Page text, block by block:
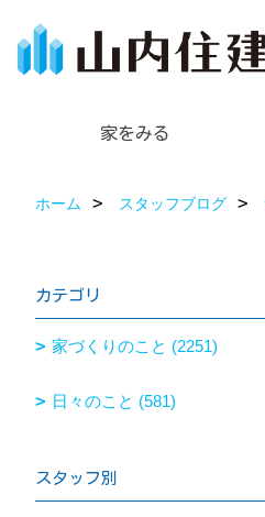
家をみる
ホーム スタッフブログ
カテゴリ
家づくりのこと (2251)
日々のこと (581)
スタッフ別